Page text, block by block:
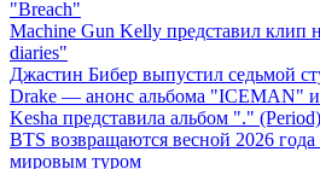
"Breach"
Machine Gun Kelly представил клип
diaries"
Джастин Бибер выпустил седьмой
Drake — анонс альбома "ICEMAN" и
Kesha представила альбом "." (Period)
BTS возвращаются весной 2026
мировым туром